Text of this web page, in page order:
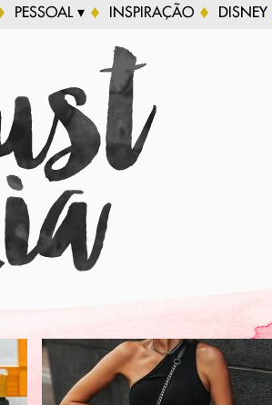
PESSOAL ▾ INSPIRAÇÃO DISNEY